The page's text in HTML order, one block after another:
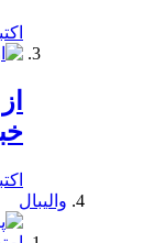
اکتبر
اکتبر
والیبال